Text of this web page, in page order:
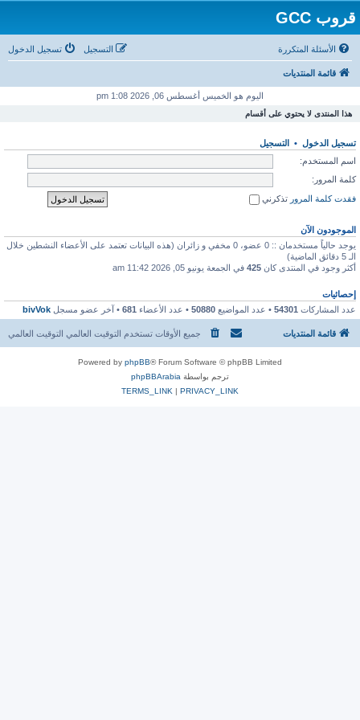
قروب GCC
الأسئلة المتكررة تسجيل الدخول التسجيل
قائمة المنتديات
اليوم هو الخميس أغسطس 06, 2026 1:08 pm
هذا المنتدى لا يحتوي على أقسام
تسجيل الدخول • التسجيل
اسم المستخدم:
كلمة المرور:
فقدت كلمة المرور تذكرني
الموجودون الآن
يوجد حالياً مستخدمان :: 0 عضو، 0 مخفي و زائران (هذه البيانات تعتمد على الأعضاء النشطين خلال
الـ 5 دقائق الماضية)
أكثر وجود في المنتدى كان 425 في الجمعة يونيو 05, 2026 11:42 am
إحصائيات
عدد المشاركات 54301 • عدد المواضيع 50880 • عدد الأعضاء 681 • آخر عضو مسجل bivVok
قائمة المنتديات جميع الأوقات تستخدم التوقيت العالمي التوقيت العالمي
Powered by phpBB® Forum Software © phpBB Limited
ترجم بواسطة phpBBArabia
PRIVACY_LINK
|
TERMS_LINK